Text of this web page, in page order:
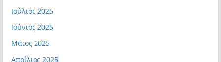
Ιούλιος 2025
Ιούνιος 2025
Μάιος 2025
Απρίλιος 2025